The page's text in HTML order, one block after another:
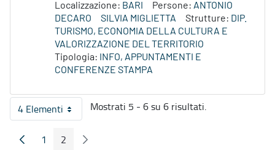
Localizzazione: BARI Persone: ANTONIO
DECARO
SILVIA MIGLIETTA Strutture: DIP.
TURISMO, ECONOMIA DELLA CULTURA E
VALORIZZAZIONE DEL TERRITORIO
Tipologia:
INFO, APPUNTAMENTI E
CONFERENZE STAMPA
4 ElementiPer pagina
Mostrati 5 - 6 su 6 risultati.
Pagina Precedente
Pagina
1 Pagina
2 Pagina Seguente